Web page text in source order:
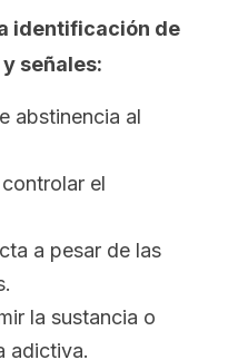
identificación de
señales:
abstinencia al
el
a pesar de las
la sustancia o
adictiva.